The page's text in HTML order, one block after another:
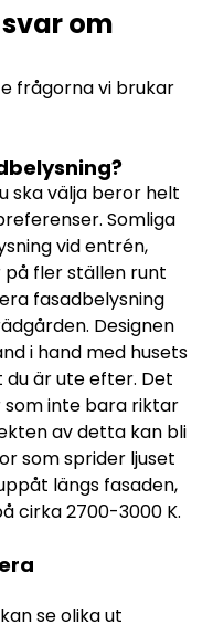
om
frågorna vi brukar
ska välja beror helt
Somliga
vid entrén,
fler ställen runt
fasadbelysning
Designen
i hand med husets
är ute efter. Det
som inte bara riktar
av detta kan bli
som sprider ljuset
längs fasaden,
cirka 2700-3000 K.
se olika ut